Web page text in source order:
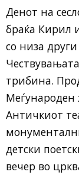
Денот на
браќа Кирил
со низа
трибина.
Меѓународен
Античкиот
детски
вечер во